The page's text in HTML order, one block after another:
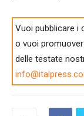
Vuoi pubblicare i
o vuoi
delle testate